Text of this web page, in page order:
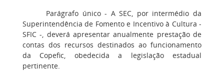
Parágrafo único - A SEC, por intermédio da
Superintendência de Fomento e Incentivo à Cultura -
SFIC -, deverá apresentar anualmente prestação de
contas dos recursos destinados ao funcionamento
da Copefic, obedecida a legislação estadual
pertinente.